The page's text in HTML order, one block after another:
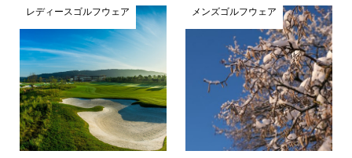
レディースゴルフウェア メンズゴルフウェア